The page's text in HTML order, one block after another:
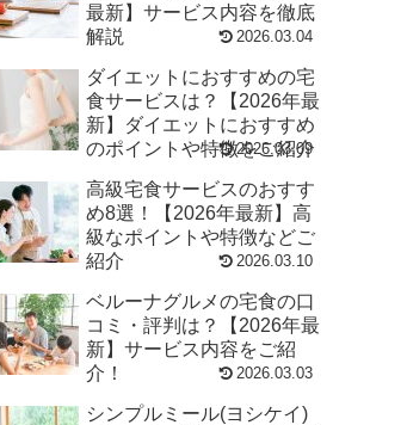
最新】サービス内容を徹底
解説
2026.03.04
ダイエットにおすすめの宅
食サービスは？【2026年最
新】ダイエットにおすすめ
のポイントや特徴をご紹介
2026.03.09
高級宅食サービスのおすす
め8選！【2026年最新】高
級なポイントや特徴などご
紹介
2026.03.10
ベルーナグルメの宅食の口
コミ・評判は？【2026年最
新】サービス内容をご紹
介！
2026.03.03
シンプルミール(ヨシケイ)